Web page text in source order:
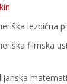
lezbična
filmska